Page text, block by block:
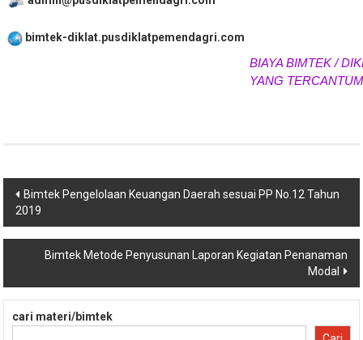
"
admin@pusdiklatpemendagri.com
Navigasi
Bimtek Pengelolaan Keuangan Daerah sesuai PP No.12 Tahun
Bimtek Metode Penyusunan Laporan Kegiatan Penanaman